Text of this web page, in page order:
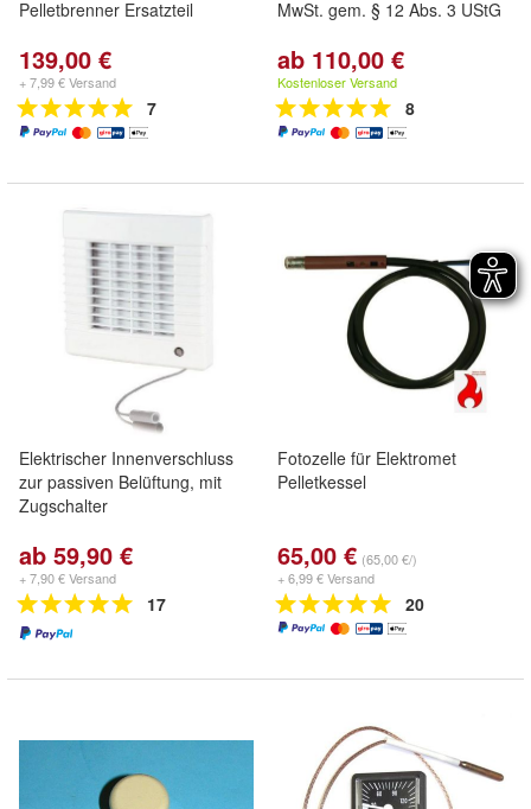
Pelletbrenner Ersatzteil
139,00 €
+ 7,99 € Versand
7
MwSt. gem. § 12 Abs. 3 UStG
ab 110,00 €
Kostenloser Versand
8
Elektrischer Innenverschluss
zur passiven Belüftung, mit
Zugschalter
ab 59,90 €
+ 7,90 € Versand
17
Fotozelle für Elektromet
Pelletkessel
65,00 € (65,00 €/)
+ 6,99 € Versand
20